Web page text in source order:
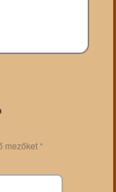
mezőket*